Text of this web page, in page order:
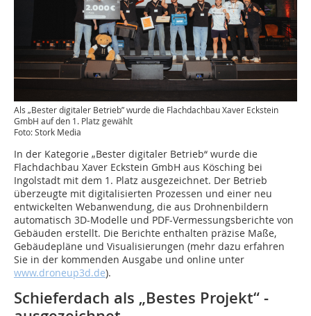
Als „Bester digitaler Betrieb” wurde die Flachdachbau ­Xaver Eckstein
GmbH auf den 1. Platz gewählt
Foto: Stork Media
In der Kategorie „Bester digitaler Betrieb“ wurde die
Flachdachbau Xaver Eckstein GmbH aus Kösching bei
Ingolstadt mit dem 1. Platz ausgezeichnet. Der Betrieb
überzeugte mit digitalisierten Prozessen und einer neu
entwickelten Webanwendung, die aus Drohnenbildern
automatisch 3D-Modelle und PDF-Vermessungsberichte von
Gebäuden erstellt. Die Berichte enthalten präzise Maße,
Gebäudepläne und Visualisierungen (mehr dazu erfahren
Sie in der kommenden Ausgabe und online unter
www.droneup3d.de).
Schieferdach als „Bestes Projekt“ ­